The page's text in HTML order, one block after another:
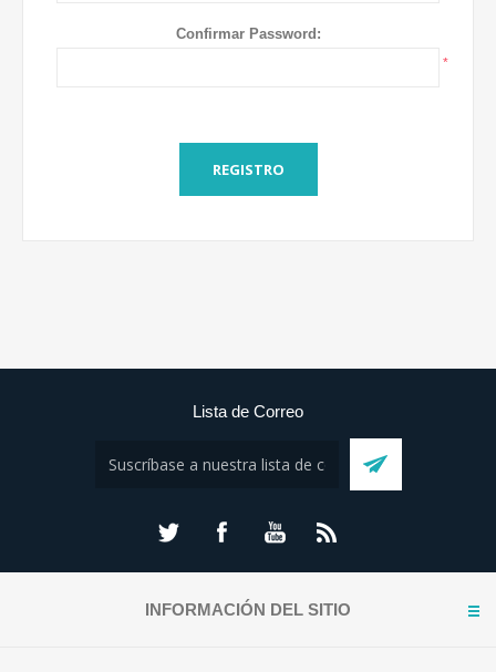
Confirmar Password:
*
REGISTRO
Lista de Correo
INFORMACIÓN DEL SITIO